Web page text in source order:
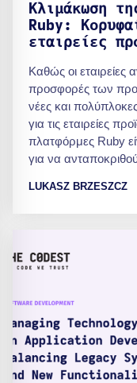
Κλιμάκωση
Ruby:
εταιρείες
Καθώς οι εταιρείες
προσφορές των
νέες και
για τις εταιρείες
πλατφόρμες Ruby
για να
LUKASZ BRZESZCZ